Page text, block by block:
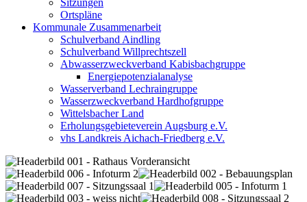
Sitzungen
Ortspläne
Kommunale Zusammenarbeit
Schulverband Aindling
Schulverband Willprechtszell
Abwasserzweckverband Kabisbachgruppe
Energiepotenzialanalyse
Wasserverband Lechraingruppe
Wasserzweckverband Hardhofgruppe
Wittelsbacher Land
Erholungsgebieteverein Augsburg e.V.
vhs Landkreis Aichach-Friedberg e.V.